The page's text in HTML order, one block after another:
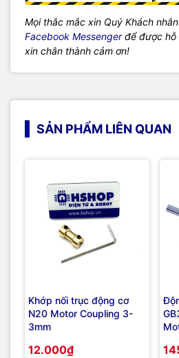
Mọi thắc mắc xin Quý Khách
Facebook Messengerđể được hỗ
xin chân thành cảm ơn!
SẢN PHẨM LIÊN QUAN
Khớp nối trục động cơ
N20 Motor Coupling 3-
3mm
12.000₫